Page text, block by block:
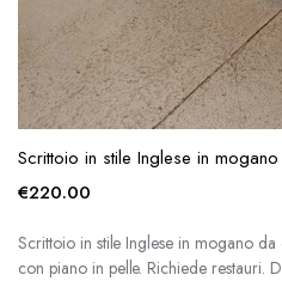
Scrittoio in stile Inglese in mogano
€220.00
Scrittoio in stile Inglese in mogano
con piano in pelle. Richiede restauri.